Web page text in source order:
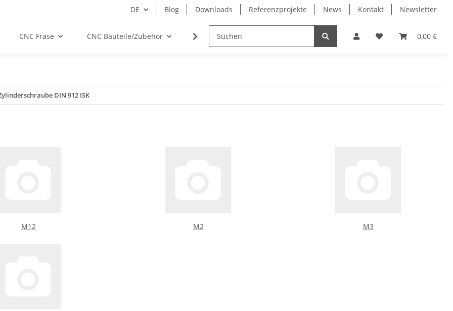
DE Blog Downloads Referenzprojekte News Kontakt Newsletter
0,00 €
CNC Fräse CNC Bauteile/Zubehör Elektro Lagertechnik Lineartechnik
DIN 912 ISK
M12 M2 M3